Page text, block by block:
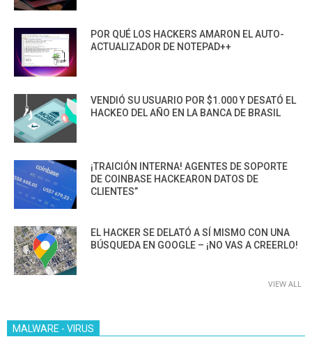
POR QUÉ LOS HACKERS AMARON EL AUTO-
ACTUALIZADOR DE NOTEPAD++
VENDIÓ SU USUARIO POR $1.000 Y DESATÓ EL
HACKEO DEL AÑO EN LA BANCA DE BRASIL
¡TRAICIÓN INTERNA! AGENTES DE SOPORTE
DE COINBASE HACKEARON DATOS DE
CLIENTES”
EL HACKER SE DELATÓ A SÍ MISMO CON UNA
BÚSQUEDA EN GOOGLE – ¡NO VAS A CREERLO!
VIEW ALL
MALWARE - VIRUS